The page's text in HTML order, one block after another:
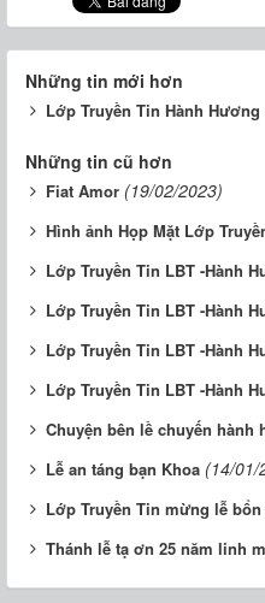
Những tin mới hơn
Lớp Truyền Tin Hành Hương
Những tin cũ hơn
Fiat Amor (19/02/2023)
Hình ảnh Họp Mặt Lớp
Lớp Truyền Tin LBT -Hành
Lớp Truyền Tin LBT -Hành
Lớp Truyền Tin LBT -Hành
Lớp Truyền Tin LBT -Hành
Chuyện bên lề chuyến hành
Lễ an táng bạn Khoa (14/01/
Lớp Truyền Tin mừng lễ bổn
Thánh lễ tạ ơn 25 năm linh